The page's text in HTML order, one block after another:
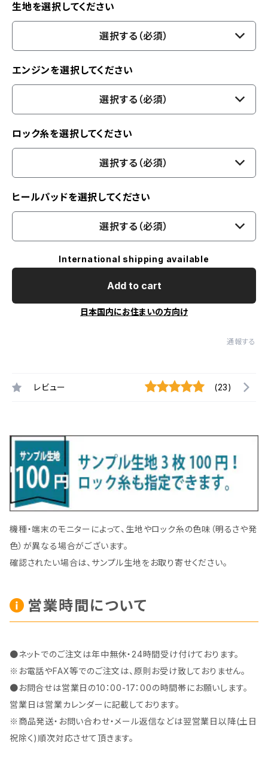
生地を選択してください
選択する（必須）
エンジンを選択してください
選択する（必須）
ロック糸を選択してください
選択する（必須）
ヒールパッドを選択してください
選択する（必須）
International shipping available
Add to cart
日本国内にお住まいの方向け
通報する
レビュー (23)
機種・端末のモニターによって、生地やロック糸の色味（明るさや発
色）が異なる場合がございます。
確認されたい場合は、サンプル生地をお取り寄せください。
営業時間について
●ネットでのご注文は年中無休・24時間受け付けております。
※お電話やFAX等でのご注文は、原則お受け致しておりません。
●お問合せは営業日の10：00-17：00の時間帯にお願いします。
営業日は営業カレンダーに記載しております。
※商品発送・お問い合わせ・メール返信などは翌営業日以降(土日
祝除く)順次対応させて頂きます。